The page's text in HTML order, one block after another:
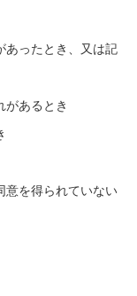
あったとき、又は記
があるとき
意を得られていない